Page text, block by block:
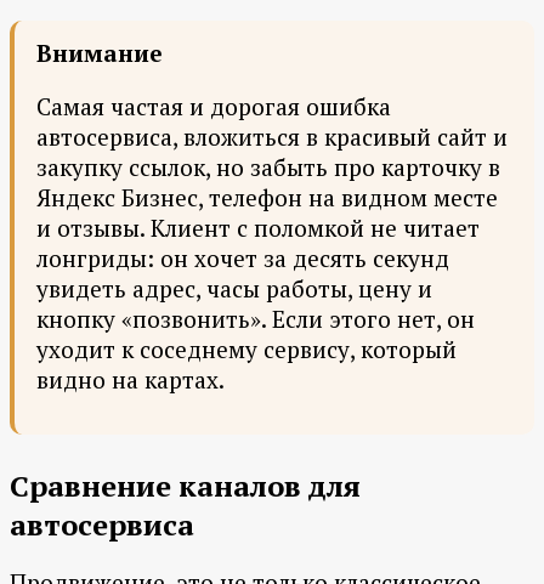
Внимание
Самая частая и дорогая ошибка
автосервиса, вложиться в красивый сайт и
закупку ссылок, но забыть про карточку в
Яндекс Бизнес, телефон на видном месте
и отзывы. Клиент с поломкой не читает
лонгриды: он хочет за десять секунд
увидеть адрес, часы работы, цену и
кнопку «позвонить». Если этого нет, он
уходит к соседнему сервису, который
видно на картах.
Сравнение каналов для
автосервиса